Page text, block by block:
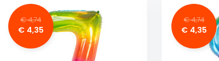
€ 4,74
€ 4,35
€ 4,74
€ 4,35